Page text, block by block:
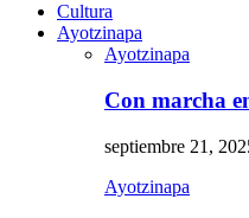
Cultura
Ayotzinapa
Ayotzinapa
Con marcha
septiembre 21,
Ayotzinapa